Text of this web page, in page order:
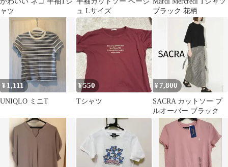
ャツ
ュ Lサイズ
ブラック 花柄
¥ 1,111
UNIQLO ミニT
¥550
Tシャツ
¥ 7,800
SACRA カットソー プ
ルオーバー ブラック